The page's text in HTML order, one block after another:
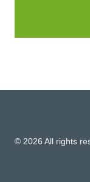
© 2026 All rights